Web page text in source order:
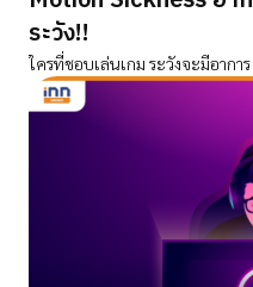
ระวัง!!
ใครที่ชอบเล่นเกม ระวังจะมีอากา